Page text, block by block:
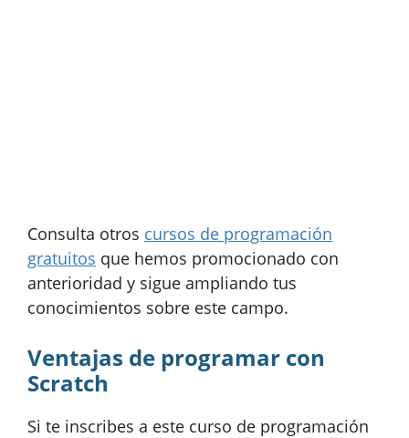
Consulta otros cursos de programación
gratuitos que hemos promocionado con
anterioridad y sigue ampliando tus
conocimientos sobre este campo.
Ventajas de programar con
Scratch
Si te inscribes a este curso de programación